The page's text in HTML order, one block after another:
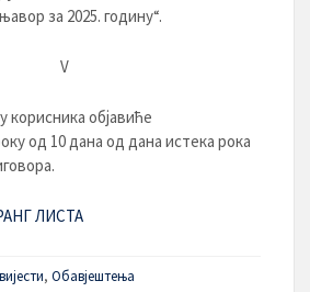
за 2025. годину“.
V
корисника објавиће
од 10 дана од дана истека рока
ЛИСТА
вијести, Обавјештења